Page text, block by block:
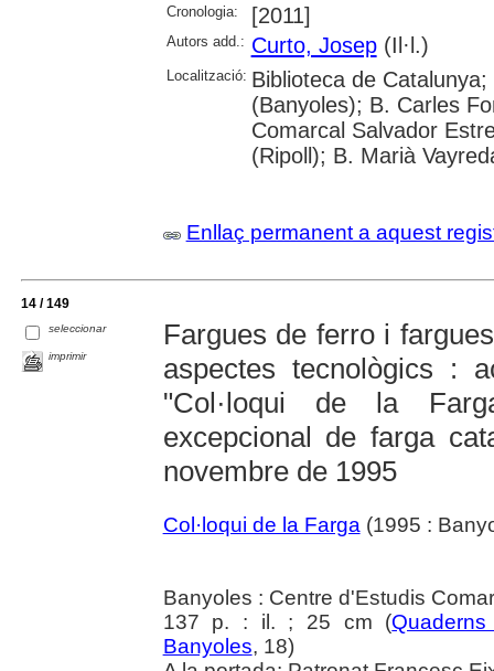
Cronologia: [2011]
Autors add.: Curto, Josep(Il·l.)
Localització: Biblioteca de
(Banyoles); B. Carles
Comarcal Salvador
(Ripoll); B. Marià
Enllaç permanent a aquest
14 / 149
seleccionar
imprimir
Fargues de ferro i
aspectes tecnològics :
"Col·loqui de la
excepcional de farga
novembre de 1995
Col·loqui de la Farga (1995 :
Banyoles : Centre d'Estudis
137 p. : il. ; 25 cm (
Banyoles, 18)